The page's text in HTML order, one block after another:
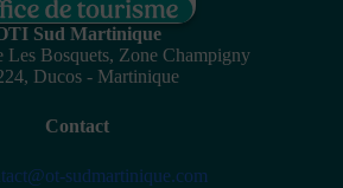
Sud Martinique
Les Bosquets, Zone Champigny
Ducos - Martinique
Contact
sudmartinique.com